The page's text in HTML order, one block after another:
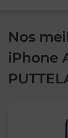
Nos
iPhone